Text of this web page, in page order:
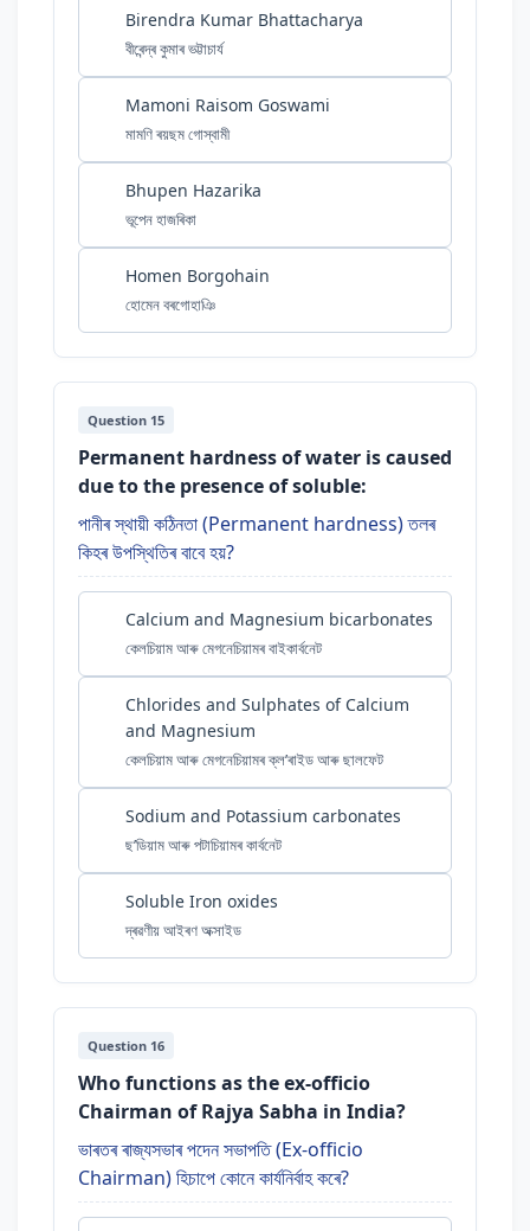
Birendra Kumar Bhattacharya
বীৰেন্দ্ৰ কুমাৰ ভট্টাচাৰ্য
Mamoni Raisom Goswami
মামণি ৰয়ছম গোস্বামী
Bhupen Hazarika
ভূপেন হাজৰিকা
Homen Borgohain
হোমেন বৰগোহাঞি
Question 15
Permanent hardness of water is caused
due to the presence of soluble:
পানীৰ স্থায়ী কঠিনতা (Permanent hardness) তলৰ
কিহৰ উপস্থিতিৰ বাবে হয়?
Calcium and Magnesium bicarbonates
কেলচিয়াম আৰু মেগনেচিয়ামৰ বাইকাৰ্বনেট
Chlorides and Sulphates of Calcium
and Magnesium
কেলচিয়াম আৰু মেগনেচিয়ামৰ ক্ল’ৰাইড আৰু ছালফেট
Sodium and Potassium carbonates
ছ’ডিয়াম আৰু পটাচিয়ামৰ কাৰ্বনেট
Soluble Iron oxides
দ্ৰৱণীয় আইৰণ অক্সাইড
Question 16
Who functions as the ex-officio
Chairman of Rajya Sabha in India?
ভাৰতৰ ৰাজ্যসভাৰ পদেন সভাপতি (Ex-officio
Chairman) হিচাপে কোনে কাৰ্যনিৰ্বাহ কৰে?